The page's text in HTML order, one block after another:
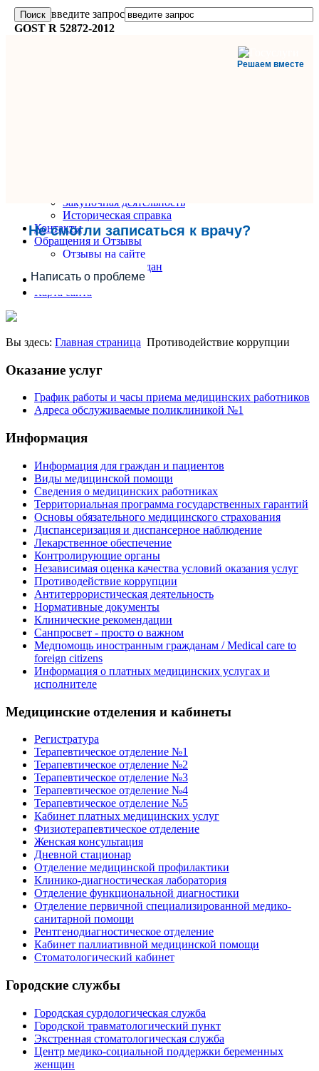
введите запрос
GOST R 52872-2012
Решаем вместе
Не смогли записаться к врачу?
Написать о проблеме
Закупочная деятельность
Историческая справка
Контакты
Обращения и Отзывы
Отзывы на сайте
Обращения граждан
Вопрос-Ответ
Карта сайта
Вы здесь: Главная страница Противодействие коррупции
Оказание услуг
График работы и часы приема медицинских работников
Адреса обслуживаемые поликлиникой №1
Информация
Информация для граждан и пациентов
Виды медицинской помощи
Сведения о медицинских работниках
Территориальная программа государственных гарантий
Основы обязательного медицинского страхования
Диспансеризация и диспансерное наблюдение
Лекарственное обеспечение
Контролирующие органы
Независимая оценка качества условий оказания услуг
Противодействие коррупции
Антитеррористическая деятельность
Нормативные документы
Клинические рекомендации
Санпросвет - просто о важном
Медпомощь иностранным гражданам / Medical care to
foreign citizens
Информация о платных медицинских услугах и
исполнителе
Медицинские отделения и кабинеты
Регистратура
Терапевтическое отделение №1
Терапевтическое отделение №2
Терапевтическое отделение №3
Терапевтическое отделение №4
Терапевтическое отделение №5
Кабинет платных медицинских услуг
Физиотерапевтическое отделение
Женская консультация
Дневной стационар
Отделение медицинской профилактики
Клинико-диагностическая лаборатория
Отделение функциональной диагностики
Отделение первичной специализированной медико-
санитарной помощи
Рентгенодиагностическое отделение
Кабинет паллиативной медицинской помощи
Стоматологический кабинет
Городские службы
Городская сурдологическая служба
Городской травматологический пункт
Экстренная стоматологическая служба
Центр медико-социальной поддержки беременных
женщин